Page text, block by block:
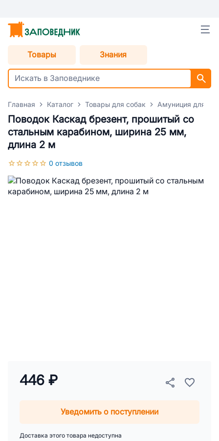
Товары Знания
Главная Каталог Товары для собак Амуниция для
Поводок Каскад брезент, прошитый со
стальным карабином, ширина 25 мм,
длина 2 м
0 отзывов
446 ₽
Уведомить о поступлении
Доставка этого товара недоступна